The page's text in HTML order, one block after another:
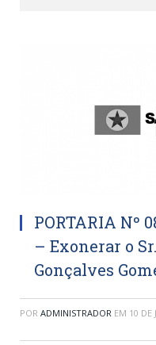
PORTARIA Nº
– Exonerar o
Gonçalves
POR ADMINISTRADOR EM 10 DE